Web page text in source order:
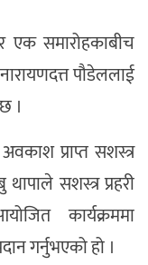
एक समारोहकाबीच
पौडेललाई
।
प्राप्त सशस्त्र
थापाले सशस्त्र प्रहरी
कार्यक्रममा
गर्नुभएको हो ।